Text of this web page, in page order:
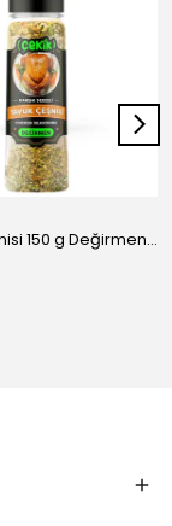
Tavuk Çeşnisi 150 g Değirmen Karışık Sebzeli Kendin Öğüt